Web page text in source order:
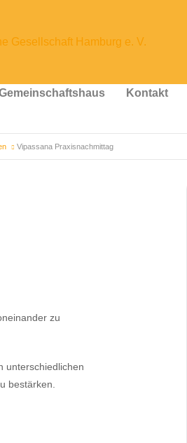
Kontakt
Vipassana Praxisnachmittag
zu
unterschiedlichen
bestärken.